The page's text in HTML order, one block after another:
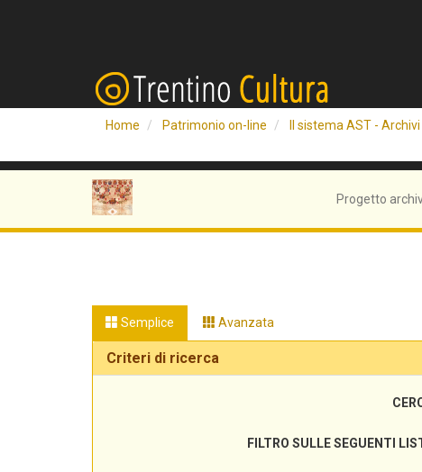
Home Patrimonio on-line Il sistema AST -
Progetto
Semplice Avanzata
Criteri di ricerca
FILTRO SULLE SEGUENTI